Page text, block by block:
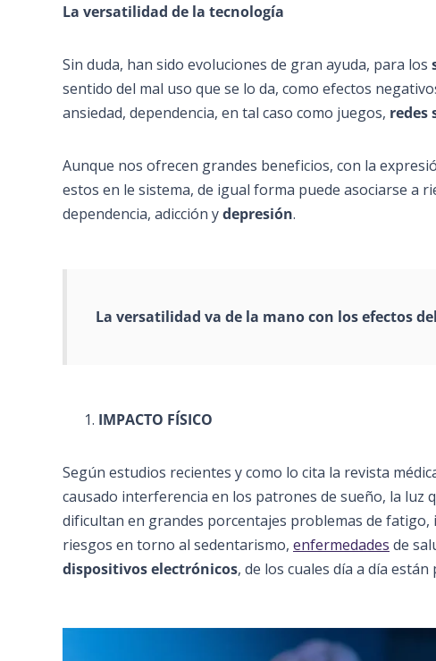
La versatilidad de la tecnología
Sin duda, han sido evoluciones de gran ayuda, para los
sentido del mal uso que se lo da, como efectos
ansiedad, dependencia, en tal caso como juegos, redes
Aunque nos ofrecen grandes beneficios, con la
estos en le sistema, de igual forma puede asociarse a
dependencia, adicción ydepresión.
La versatilidad va de la mano con los efectos
IMPACTO FÍSICO
Según estudios recientes y como lo cita la revista
causado interferencia en los patrones de sueño, la luz
dificultan en grandes porcentajes problemas de
riesgos en torno al sedentarismo, enfermedades de
dispositivos electrónicos, de los cuales día a día